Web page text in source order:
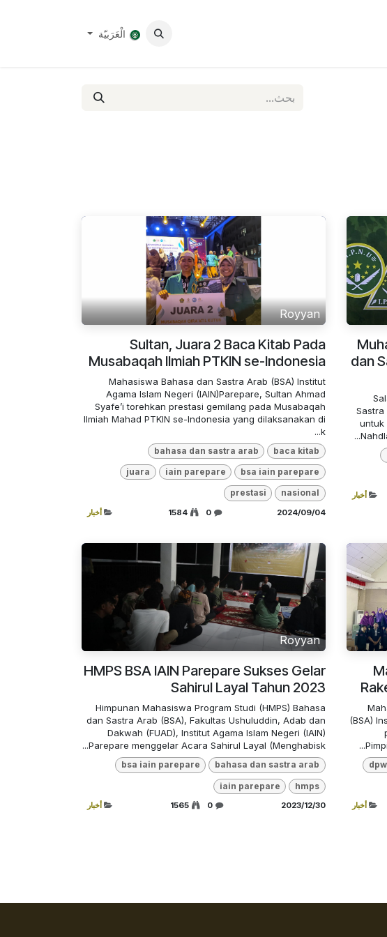
Studi Bahasa dan Sastra Arab IAIN Parepare
الْعَرَبيّة
dan
Sastra
untuk
أخبار
Royyan
Sultan, Juara 2 Baca Kitab Pada
Musabaqah Ilmiah PTKIN se-Indonesia
Mahasiswa Bahasa dan Sastra Arab (BSA) Institut
Agama Islam Negeri (IAIN)Parepare, Sultan Ahmad
Syafe’i torehkan prestasi gemilang pada Musabaqah
Ilmiah Mahad PTKIN se-Indonesia yang dilaksanakan di
k...
baca kitab
bahasa dan sastra arab
bsa iain parepare
iain parepare
juara
nasional
prestasi
04‏/09‏/2024
0
1584 أخبار
(BSA)
أخبار
Royyan
HMPS BSA IAIN Parepare Sukses Gelar
Sahirul Layal Tahun 2023
Himpunan Mahasiswa Program Studi (HMPS) Bahasa
dan Sastra Arab (BSA), Fakultas Ushuluddin, Adab dan
Dakwah (FUAD), Institut Agama Islam Negeri (IAIN)
Parepare menggelar Acara Sahirul Layal (Menghabisk...
bahasa dan sastra arab
bsa iain parepare
hmps
iain parepare
30‏/12‏/2023
0
1565 أخبار